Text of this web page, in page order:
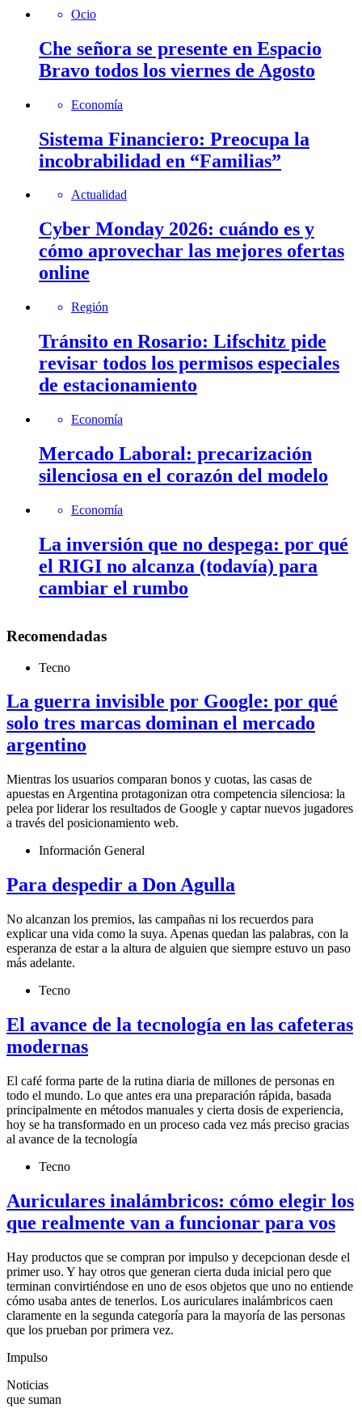
Ocio
Che señora se presente en Espacio
Bravo todos los viernes de Agosto
Economía
Sistema Financiero: Preocupa la
incobrabilidad en “Familias”
Actualidad
Cyber Monday 2026: cuándo es y
cómo aprovechar las mejores ofertas
online
Región
Tránsito en Rosario: Lifschitz pide
revisar todos los permisos especiales
de estacionamiento
Economía
Mercado Laboral: precarización
silenciosa en el corazón del modelo
Economía
La inversión que no despega: por qué
el RIGI no alcanza (todavía) para
cambiar el rumbo
Recomendadas
Tecno
La guerra invisible por Google: por qué
solo tres marcas dominan el mercado
argentino
Mientras los usuarios comparan bonos y cuotas, las casas de
apuestas en Argentina protagonizan otra competencia silenciosa: la
pelea por liderar los resultados de Google y captar nuevos jugadores
a través del posicionamiento web.
Información General
Para despedir a Don Agulla
No alcanzan los premios, las campañas ni los recuerdos para
explicar una vida como la suya. Apenas quedan las palabras, con la
esperanza de estar a la altura de alguien que siempre estuvo un paso
más adelante.
Tecno
El avance de la tecnología en las cafeteras
modernas
El café forma parte de la rutina diaria de millones de personas en
todo el mundo. Lo que antes era una preparación rápida, basada
principalmente en métodos manuales y cierta dosis de experiencia,
hoy se ha transformado en un proceso cada vez más preciso gracias
al avance de la tecnología
Tecno
Auriculares inalámbricos: cómo elegir los
que realmente van a funcionar para vos
Hay productos que se compran por impulso y decepcionan desde el
primer uso. Y hay otros que generan cierta duda inicial pero que
terminan convirtiéndose en uno de esos objetos que uno no entiende
cómo usaba antes de tenerlos. Los auriculares inalámbricos caen
claramente en la segunda categoría para la mayoría de las personas
que los prueban por primera vez.
Impulso
Noticias
que suman